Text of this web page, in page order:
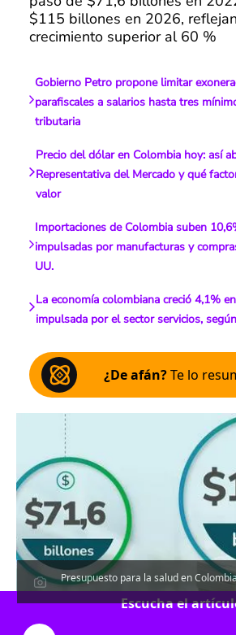
$115 billones en 2026,
crecimiento superior al 60 %
Gobierno Petro propone limitar
parafiscales a salarios hasta tres
tributaria
Precio del dólar en Colombia hoy: así
Representativa del Mercado y qué
valor
Importaciones de Colombia suben
impulsadas por manufacturas y
UU.
La economía colombiana creció 4,1%
impulsada por el sector servicios,
¿De afán?Te lo
Presupuesto para la salud en
Escucha el